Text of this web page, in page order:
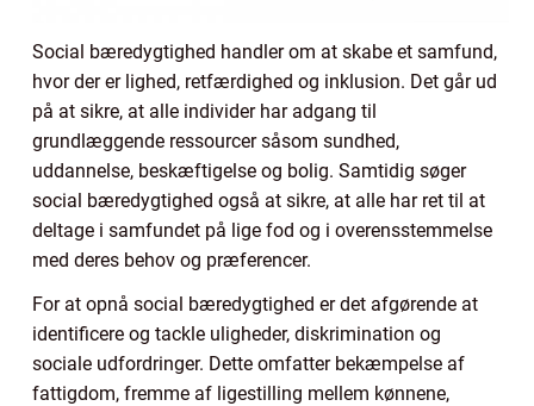
Social bæredygtighed handler om at skabe et samfund,
hvor der er lighed, retfærdighed og inklusion. Det går ud
på at sikre, at alle individer har adgang til
grundlæggende ressourcer såsom sundhed,
uddannelse, beskæftigelse og bolig. Samtidig søger
social bæredygtighed også at sikre, at alle har ret til at
deltage i samfundet på lige fod og i overensstemmelse
med deres behov og præferencer.
For at opnå social bæredygtighed er det afgørende at
identificere og tackle uligheder, diskrimination og
sociale udfordringer. Dette omfatter bekæmpelse af
fattigdom, fremme af ligestilling mellem kønnene,